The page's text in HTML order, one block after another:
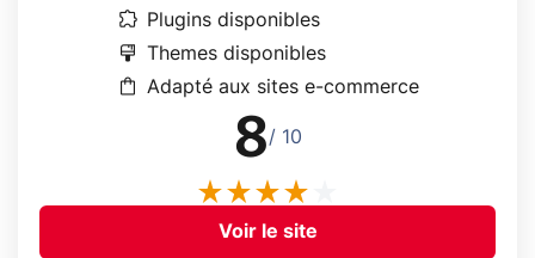
extension Plugins disponibles
format_paint Themes disponibles
shopping_bag Adapté aux sites e-commerce
8/ 10
Voir le site